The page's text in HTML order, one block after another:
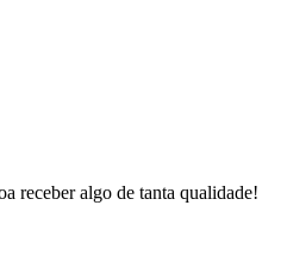
receber algo de tanta qualidade!